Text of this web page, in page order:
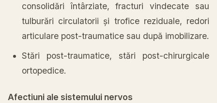
consolidări întârziate, fracturi vindecate sau
tulburări circulatorii și trofice reziduale, redori
articulare post-traumatice sau după imobilizare.
Stări post-traumatice, stări post-chirurgicale
ortopedice.
Afectiuni ale sistemului nervos